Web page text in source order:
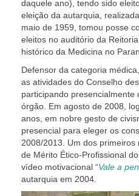
daquele ano), tendo sido
eleição da autarquia,
maio de 1959, tomou posse
eleitos no auditório da
histórico da Medicina no
Defensor da categoria
as atividades do Conselho
participando
órgão. Em agosto de 2008,
anos, em nobre gesto de
presencial para eleger os
2008/2013. Um dos
de Mérito Ético-Profissional
vídeo motivacional “Vale a
autarquia em 2004.